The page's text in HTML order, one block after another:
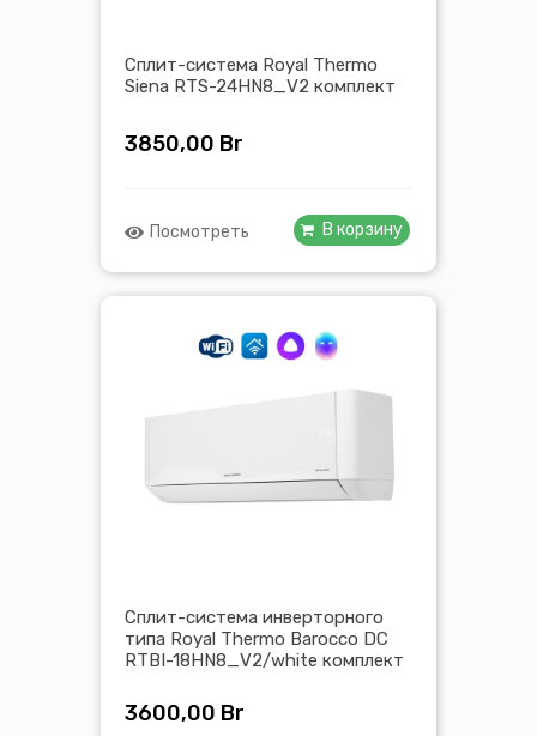
Сплит-система Royal Thermo
Siena RTS-24HN8_V2 комплект
3850,00 Br
Посмотреть В корзину
Сплит-система инверторного
типа Royal Thermo Barocco DC
RTBI-18HN8_V2/white комплект
3600,00 Br